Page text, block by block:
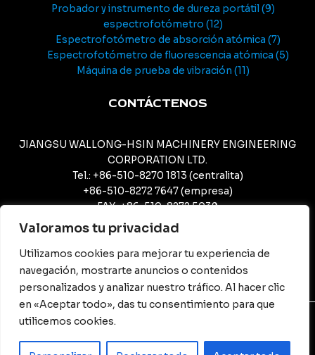
Valoramos tu privacidad
Utilizamos cookies para mejorar tu experiencia de
navegación, mostrarte anuncios o contenidos
personalizados y analizar nuestro tráfico. Al hacer clic
en «Aceptar todo», das tu consentimiento para que
utilicemos cookies.
Probador y instrumento de dureza portátil 9
espectrofotómetro 12
Espectrofotómetro de absorción atómica 7
Espectrofotómetro de fluorescencia atómica 5
Máquina de prueba de vibración 11
CONTÁCTENOS
JIANGSU WALLONG-HSIN MACHINERY ENGINEERING
CORPORATION LTD.
Tel.: +86-510-8270 1813 (centralita)
+86-510-8272 7647 (empresa)
FAX: +86-510-8272 5039
CORREO ELECTRÓNICO: meijing@camcjsw.com
camcjsw@camcjsw.com (General)